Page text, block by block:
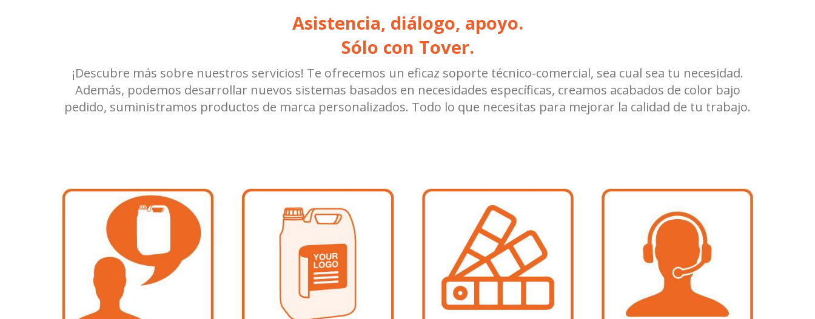
Asistencia, diálogo, apoyo.
Sólo con Tover.
¡Descubre más sobre nuestros servicios! Te ofrecemos un eficaz soporte técnico-comercial, sea cual sea tu necesidad.
Además, podemos desarrollar nuevos sistemas basados en necesidades específicas, creamos acabados de color bajo
pedido, suministramos productos de marca personalizados. Todo lo que necesitas para mejorar la calidad de tu trabajo.